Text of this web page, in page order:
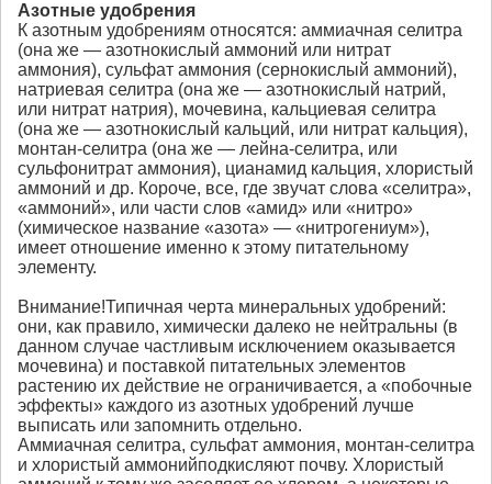
Азотные удобрения
К азотным удобрениям относятся: аммиачная селитра
(она же — азотнокислый аммоний или нитрат
аммония), сульфат аммония (сернокислый аммоний),
натриевая селитра (она же — азотнокислый натрий,
или нитрат натрия), мочевина, кальциевая селитра
(она же — азотнокислый кальций, или нитрат кальция),
монтан-селитра (она же — лейна-селитра, или
сульфонитрат аммония), цианамид кальция, хлористый
аммоний и др. Короче, все, где звучат слова «селитра»,
«аммоний», или части слов «амид» или «нитро»
(химическое название «азота» — «нитрогениум»),
имеет отношение именно к этому питательному
элементу.
Внимание!Типичная черта минеральных удобрений:
они, как правило, химически далеко не нейтральны (в
данном случае частливым исключением оказывается
мочевина) и поставкой питательных элементов
растению их действие не ограничивается, а «побочные
эффекты» каждого из азотных удобрений лучше
выписать или запомнить отдельно.
Аммиачная селитра, сульфат аммония, монтан-селитра
и хлористый аммонийподкисляют почву. Хлористый